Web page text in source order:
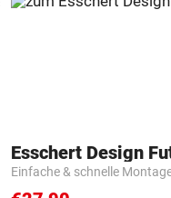
Einfache & schnelle